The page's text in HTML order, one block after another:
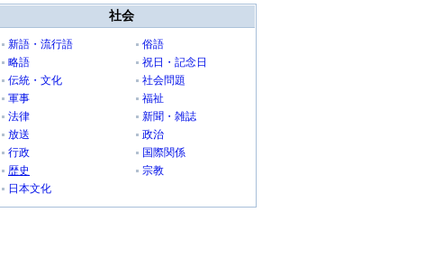
社会
新語・流行語
俗語
略語
祝日・記念日
伝統・文化
社会問題
軍事
福祉
法律
新聞・雑誌
放送
政治
行政
国際関係
歴史
宗教
日本文化